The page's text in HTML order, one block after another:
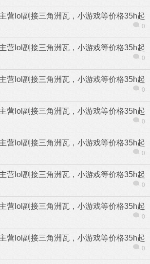
营lol副接三角洲瓦，小游戏等价格35h起
0
营lol副接三角洲瓦，小游戏等价格35h起
0
营lol副接三角洲瓦，小游戏等价格35h起
0
营lol副接三角洲瓦，小游戏等价格35h起
0
营lol副接三角洲瓦，小游戏等价格35h起
0
营lol副接三角洲瓦，小游戏等价格35h起
0
营lol副接三角洲瓦，小游戏等价格35h起
0
营lol副接三角洲瓦，小游戏等价格35h起
0